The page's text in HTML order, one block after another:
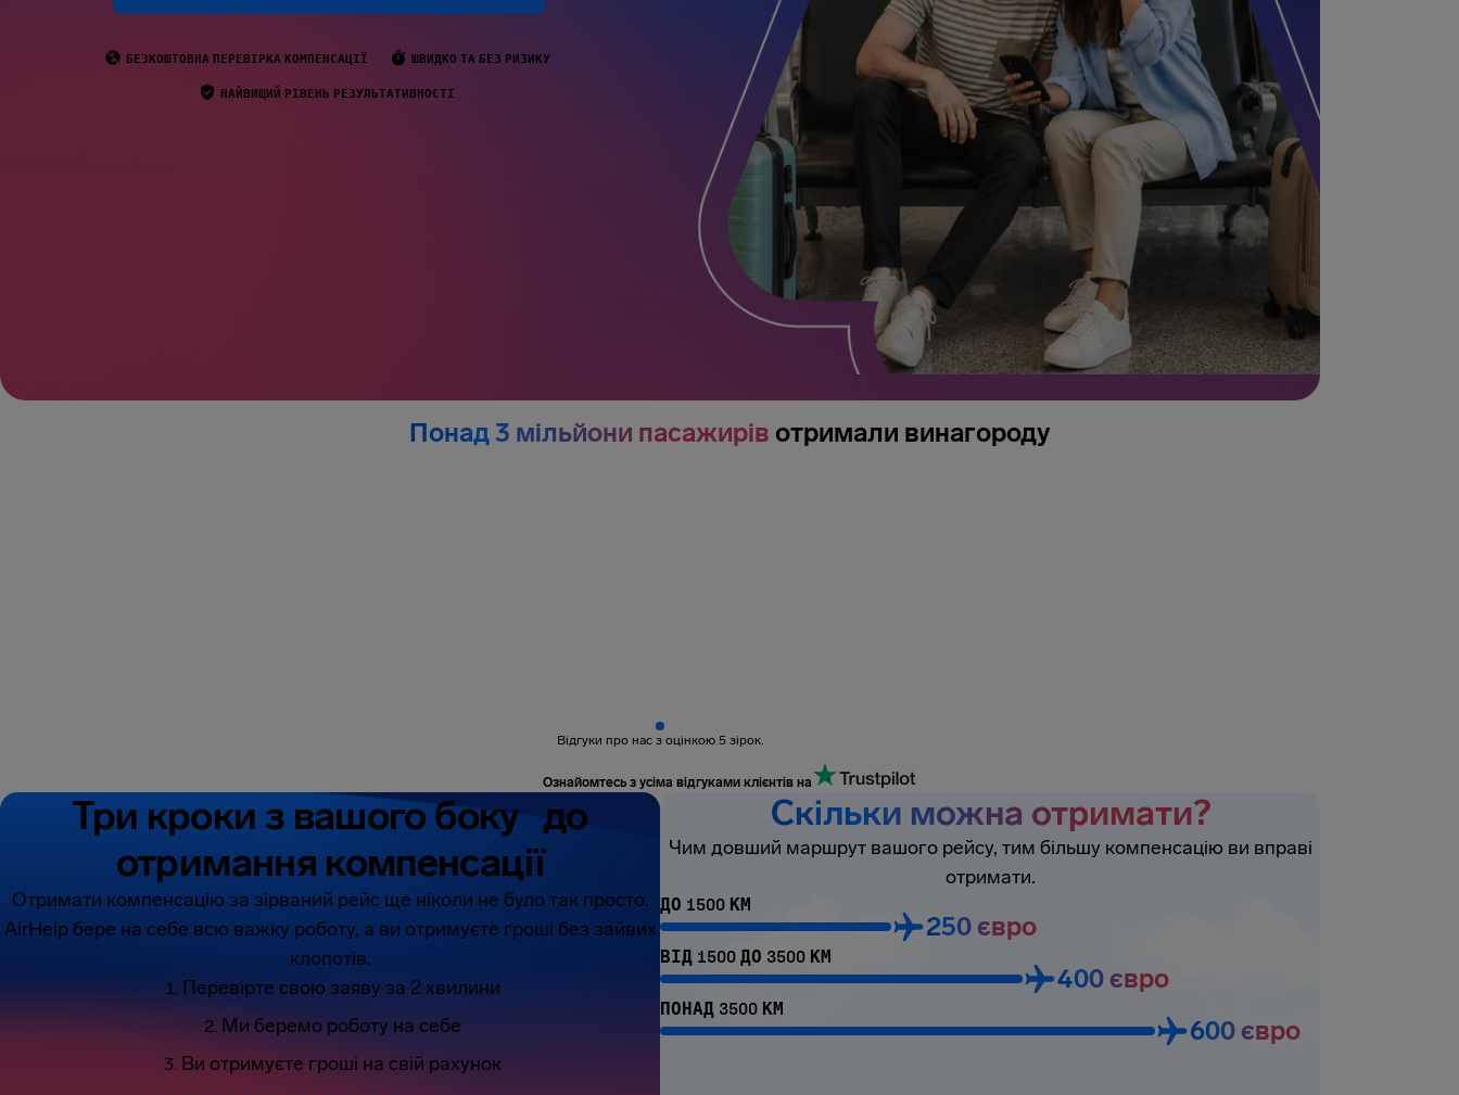
БЕЗКОШТОВНА ПЕРЕВІРКА КОМПЕНСАЦІЇ ШВИДКО ТА БЕЗ РИЗИКУ
НАЙВИЩИЙ РІВЕНЬ РЕЗУЛЬТАТИВНОСТІ
Понад 3 мільйони пасажирів отримали винагороду
Відгуки про нас з оцінкою 5 зірок.
Ознайомтесь з усіма відгуками клієнтів на
Три кроки з вашого боку до
отримання компенсації
Отримати компенсацію за зірваний рейс ще ніколи не було так просто.
AirHelp бере на себе всю важку роботу, а ви отримуєте гроші без зайвих
клопотів.
Перевірте свою заяву за 2 хвилини
Ми беремо роботу на себе
Ви отримуєте гроші на свій рахунок
Скільки можна отримати?
Чим довший маршрут вашого рейсу, тим більшу компенсацію ви вправі
отримати.
ДО 1500 КМ
250 євро
ВІД 1500 ДО 3500 КМ
400 євро
ПОНАД 3500 КМ
600 євро